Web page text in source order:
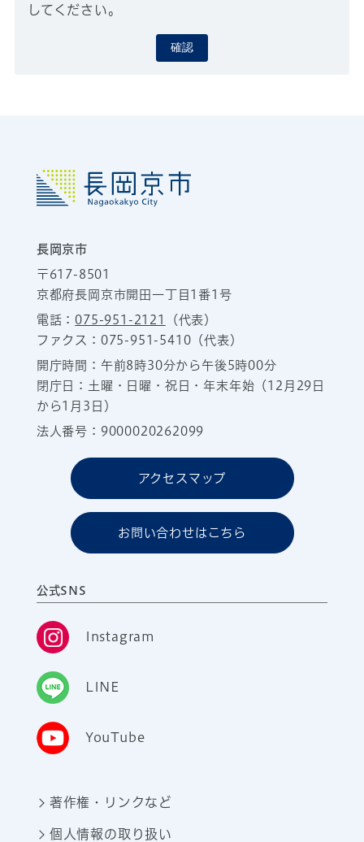
してください。
確認
長岡京市
〒617-8501
京都府長岡京市開田一丁目1番1号
電話：075-951-2121
（代表）
ファクス：075-951-5410（代表）
開庁時間：午前8時30分から午後5時00分
閉庁日：土曜・日曜・祝日・年末年始（12月29日
から1月3日）
法人番号：9000020262099
アクセスマップ
お問い合わせはこちら
公式SNS
Instagram
LINE
YouTube
著作権・リンクなど
個人情報の取り扱い